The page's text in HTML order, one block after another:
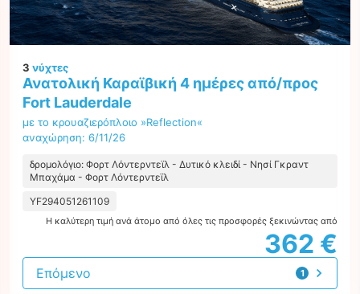
3 νύχτες
Ανατολική Καραϊβική 4 ημέρες από/προς
Fort Lauderdale
με το κρουαζιερόπλοιο »Reflection«
αναχώρηση: 6/11/26
δρομολόγιο: Φορτ Λόντερντεϊλ - Δυτικό κλειδί - Νησί Γκραντ
Μπαχάμα - Φορτ Λόντερντεϊλ
YF294051261109
Η καλύτερη τιμή ανά άτομο από όλες τις προσφορές ξεκινώντας από
362 €
1
προσφορά
Επόμενο